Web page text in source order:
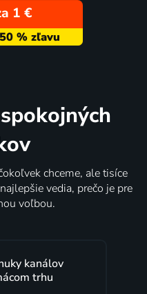
1 €
chceme, ale tisíce
vedia, prečo je pre
voľbou.
už niekoľko
spokojnosťou.